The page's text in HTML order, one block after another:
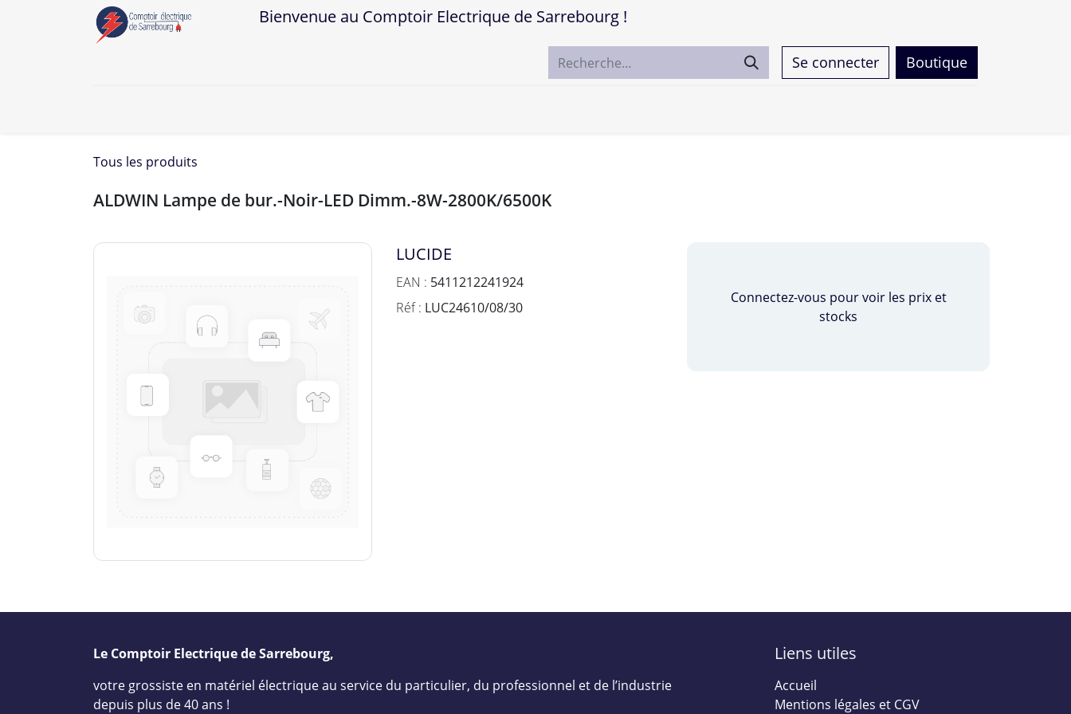
Bienvenue au Comptoir Electrique de Sarrebourg !
Se connecter Boutique
Tous les produits
ALDWIN Lampe de bur.-Noir-LED Dimm.-8W-2800K/6500K
LUCIDE
EAN : 5411212241924
Réf : LUC24610/08/30
Connectez-vous pour voir les prix et
stocks
Le Comptoir Electrique de Sarrebourg,
votre grossiste en matériel électrique au service du particulier, du professionnel et de l’industrie
depuis plus de 40 ans !
Liens utiles
Accueil
Mentions légales et CGV